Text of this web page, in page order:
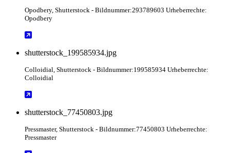
Opodbery, Shutterstock - Bildnummer:293789603 Urheberrechte:
Opodbery
shutterstock_199585934.jpg
Colloidial , Shutterstock - Bildnummer:199585934 Urheberrechte:
Colloidial
shutterstock_77450803.jpg
Pressmaster, Shutterstock - Bildnummer:77450803 Urheberrechte:
Pressmaster